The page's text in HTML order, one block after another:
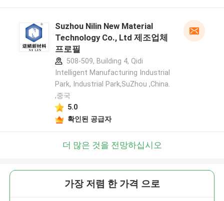
Suzhou Nilin New Material
Technology Co., Ltd 제조업체
프로필
508-509, Building 4, Qidi
Intelligent Manufacturing Industrial
Park, Industrial Park,SuZhou ,China.
,중국
5.0
확인된 공급자
더 많은 것을 전망하십시오
가장 저렴 한 가격 으로